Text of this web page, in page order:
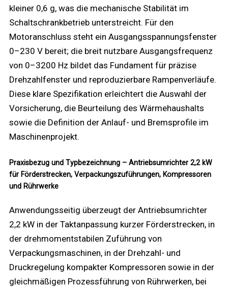
kleiner 0,6 g, was die mechanische Stabilität im
Schaltschrankbetrieb unterstreicht. Für den
Motoranschluss steht ein Ausgangsspannungsfenster
0–230 V bereit; die breit nutzbare Ausgangsfrequenz
von 0–3200 Hz bildet das Fundament für präzise
Drehzahlfenster und reproduzierbare Rampenverläufe.
Diese klare Spezifikation erleichtert die Auswahl der
Vorsicherung, die Beurteilung des Wärmehaushalts
sowie die Definition der Anlauf- und Bremsprofile im
Maschinenprojekt.
Praxisbezug und Typbezeichnung – Antriebsumrichter 2,2 kW
für Förderstrecken, Verpackungszuführungen, Kompressoren
und Rührwerke
Anwendungsseitig überzeugt der Antriebsumrichter
2,2 kW in der Taktanpassung kurzer Förderstrecken, in
der drehmomentstabilen Zuführung von
Verpackungsmaschinen, in der Drehzahl- und
Druckregelung kompakter Kompressoren sowie in der
gleichmäßigen Prozessführung von Rührwerken, bei